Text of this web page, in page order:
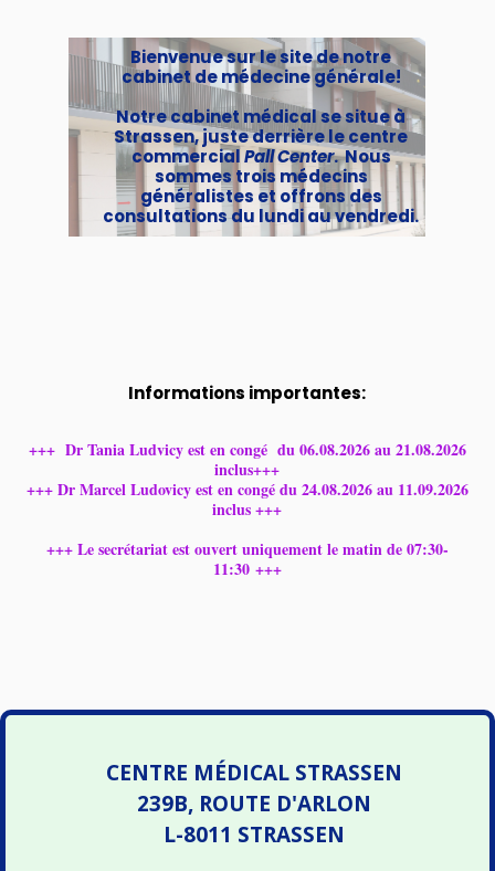
Bienvenue sur le site de notre
cabinet de médecine générale!
Notre cabinet médical se situe à
Strassen, juste derrière le centre
commercialPall Center. Nous
sommes trois médecins
généralistes et offrons des
consultations du lundi au vendredi.
Informations importantes:
+++ Dr Tania Ludvicy est en congé du 06.08.2026 au 21.08.2026
inclus+++
+++ Dr Marcel Ludovicy est en congé du 24.08.2026 au 11.09.2026
inclus +++
+++ Le secrétariat est ouvert uniquement le matin de 07:30-
11:30 +++
CENTRE MÉDICAL STRASSEN
239B, ROUTE D'ARLON
L-8011 STRASSEN